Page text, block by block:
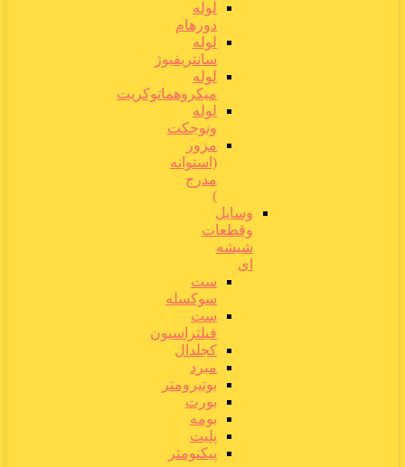
لوله
دورهام
لوله
سانتریفیوژ
لوله
میکروهماتوکریت
لوله
ونوجکت
مزور
(استوانه
مدرج
)
وسایل
وقطعات
شیشه
ای
ست
سوکسله
ست
فیلتراسیون
کجلدال
مبرد
بوتیرومتر
بورت
بومه
پلیت
پیکنومتر